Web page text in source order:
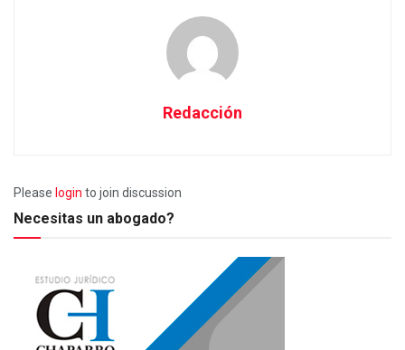
Redacción
Please login to join discussion
Necesitas un abogado?